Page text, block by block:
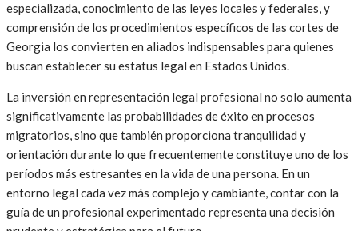
especializada, conocimiento de las leyes locales y federales, y
comprensión de los procedimientos específicos de las cortes de
Georgia los convierten en aliados indispensables para quienes
buscan establecer su estatus legal en Estados Unidos.
La inversión en representación legal profesional no solo aumenta
significativamente las probabilidades de éxito en procesos
migratorios, sino que también proporciona tranquilidad y
orientación durante lo que frecuentemente constituye uno de los
períodos más estresantes en la vida de una persona. En un
entorno legal cada vez más complejo y cambiante, contar con la
guía de un profesional experimentado representa una decisión